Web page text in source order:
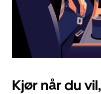
Kjør når du